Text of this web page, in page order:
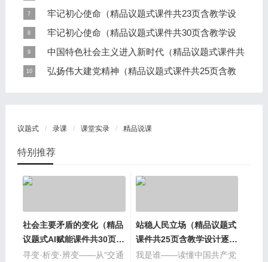
足迹里读初心——中国共产党因何而站、如何而站？
教学设 2026-07-06
科技的温度，需要怎样的价值标尺？ ——AI“复活”逝者的价
值判断与价值选择
牢记初心使命（精品议题式课件共23页含教学设
计逐字 2026-07-05
一场跨越百年的“人民之约”
牢记初心使命（精品议题式课件共30页含教学设
计逐字
2026-07-04
中国共产党如何答好“人民至上”这张时代考卷？
中国特色社会主义进入新时代（精品议题式课件共
27页
2026-07-02
弘扬伟大建党精神（精品议题式课件共25页含教
议题式 录课 课堂实录 精品说课
特别推荐
社会主要矛盾的变化（精品
议题式AI赋能课件共30页含
教学设计逐字稿1视频）
寻变·析变·辨变——从“交通
站稳人民立场（精品议题式
课件共25页含教学设计逐字
稿3视频）
我是谁——读懂中国共产党